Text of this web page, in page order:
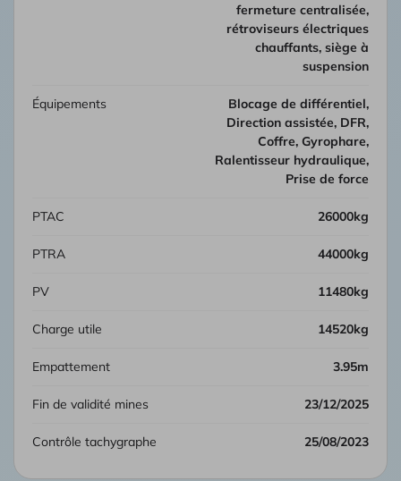
fermeture centralisée,
rétroviseurs électriques
chauffants, siège à
suspension
Équipements
Blocage de différentiel,
Direction assistée, DFR,
Coffre, Gyrophare,
Ralentisseur hydraulique,
Prise de force
PTAC 26000kg
PTRA 44000kg
PV 11480kg
Charge utile 14520kg
Empattement 3.95m
Fin de validité mines 23/12/2025
Contrôle tachygraphe 25/08/2023